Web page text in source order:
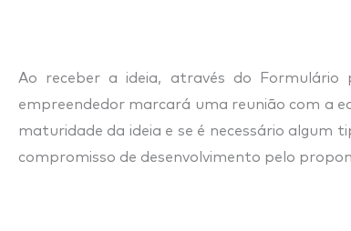
Ao receber a ideia, através do
empreendedor marcará uma reunião com a
maturidade da ideia e se é necessário algum
compromisso de desenvolvimento pelo